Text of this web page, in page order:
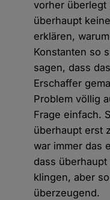
vorher überlegt
überhaupt
erklären,
Konstanten so
sagen, dass
Erschaffer
Problem völlig
Frage einfach.
überhaupt erst
war immer das
dass
klingen, aber
überzeugend.